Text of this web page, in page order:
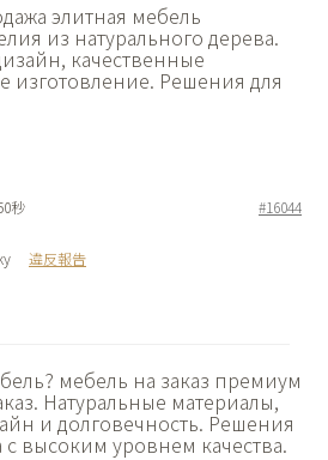
элитная мебель
из натурального дерева.
качественные
изготовление. Решения для
秒 #16044
違反報告
мебель на заказ премиум
Натуральные материалы,
и долговечность. Решения
высоким уровнем качества.